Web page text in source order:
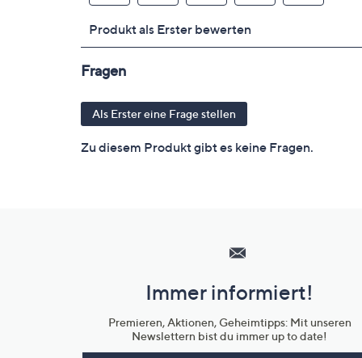
Unternehmensinformationen
Immer informiert!
Premieren, Aktionen, Geheimtipps: Mit unseren
Newslettern bist du immer up to date!